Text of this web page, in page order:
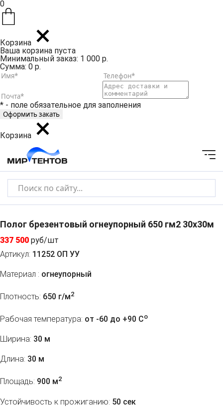
0
Корзина
Ваша корзина пуста
Минимальный заказ: 1 000 р.
Сумма: 0 р.
* - поле обязательное для заполнения
Корзина
Полог брезентовый огнеупорный 650 гм2 30x30м
337 500 руб/шт
Артикул: 11252 ОП УУ
Материал : огнеупорный
Плотность: 650 г/м2
Рабочая температура: от -60 до +90 Co
Ширина: 30 м
Длина: 30 м
Площадь: 900 м2
Устойчивость к прожиганию: 50 сек